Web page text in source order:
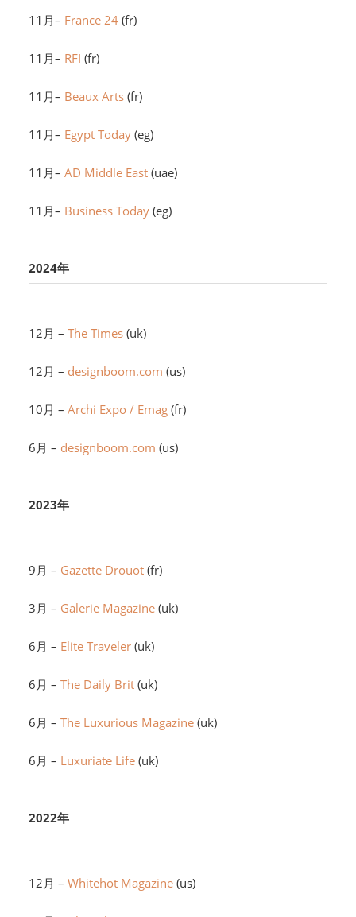
11月– France 24(fr)
11月– RFI (fr)
11月– Beaux Arts(fr)
11月– Egypt Today(eg)
11月– AD Middle East(uae)
11月– Business Today (eg)
2024年
12月 – The Times(uk)
12月 – designboom.com (us)
10月 – Archi Expo / Emag(fr)
6月 – designboom.com (us)
2023年
9月 – Gazette Drouot(fr)
3月 – Galerie Magazine(uk)
6月 – Elite Traveler(uk)
6月 – The Daily Brit(uk)
6月 – The Luxurious Magazine(uk)
6月 – Luxuriate Life(uk)
2022年
12月 – Whitehot Magazine(us)